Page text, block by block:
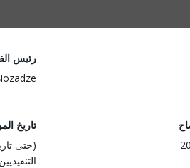
رئيس
تاريخ
(حتى